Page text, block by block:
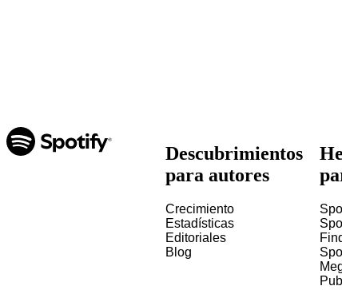
Descubrimientos
para autores
Crecimiento
Estadísticas
Editoriales
Blog